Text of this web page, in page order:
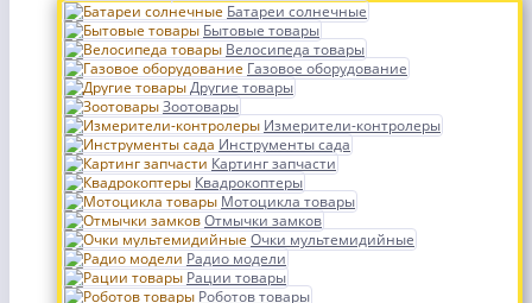
Батареи солнечные
Бытовые товары
Велосипеда товары
Газовое оборудование
Другие товары
Зоотовары
Измерители-контролеры
Инструменты сада
Картинг запчасти
Квадрокоптеры
Мотоцикла товары
Отмычки замков
Очки мультемидийные
Радио модели
Рации товары
Роботов товары